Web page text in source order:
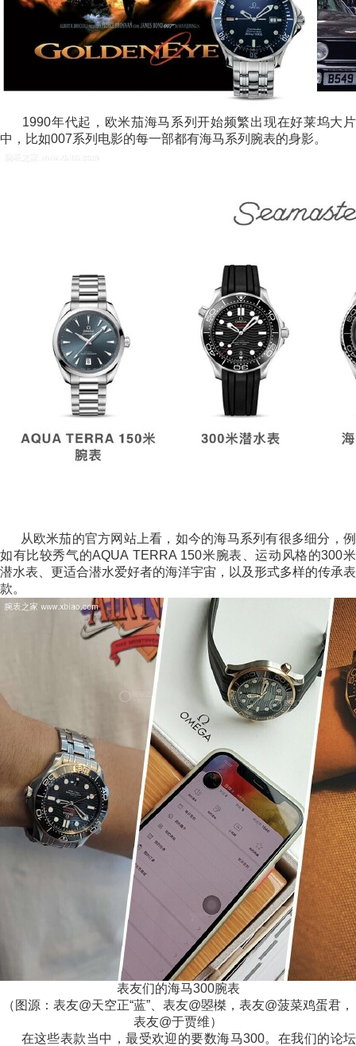
1990年代起，欧米茄海马系列开始频繁出现在好莱坞大片
中，比如007系列电影的每一部都有海马系列腕表的身影。
从欧米茄的官方网站上看，如今的海马系列有很多细分，例
如有比较秀气的AQUA TERRA 150米腕表、运动风格的300米
潜水表、更适合潜水爱好者的海洋宇宙，以及形式多样的传承表
款。
表友们的海马300腕表
（图源：表友@天空正“蓝”、表友@曌榤，表友@菠菜鸡蛋君，
表友@于贾维）
在这些表款当中，最受欢迎的要数海马300。在我们的论坛